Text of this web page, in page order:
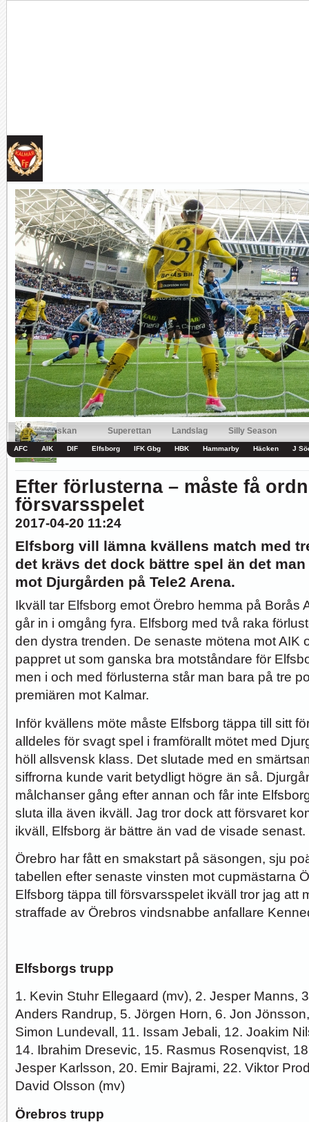
Tankar om KFFs framtid Efter förlusten borta mot AFC Eskilstuna är det...
Image:
Nystart med Nanne
Så kom då det som väl alla väntat på och...
Image:
Hur länge orkar Swärdh? Under en längre tid har kritiken mot Kalmar FFs...
Image:
Bäst i stan efter sex...Inte för att det kanske har så stor betydelse i...
Image:
Allsvenskan
AFC AIK DIF Elfsborg IFK Gbg HBK Hammarby Häcken J
Superettan Landslag Silly Season
Efter förlusterna – måste få
försvarsspelet
2017-04-20 11:24
Elfsborg vill lämna kvällens match med
det krävs det dock bättre spel än det
mot Djurgården på Tele2 Arena.
Ikväll tar Elfsborg emot Örebro hemma på Borås
går in i omgång fyra. Elfsborg med två raka
den dystra trenden. De senaste mötena mot AIK
pappret ut som ganska bra motståndare för
men i och med förlusterna står man bara på tre
premiären mot Kalmar.
Inför kvällens möte måste Elfsborg täppa till sitt
alldeles för svagt spel i framförallt mötet med
höll allsvensk klass. Det slutade med en
siffrorna kunde varit betydligt högre än så.
målchanser gång efter annan och får inte
sluta illa även ikväll. Jag tror dock att försvaret
ikväll, Elfsborg är bättre än vad de visade senast.
Örebro har fått en smakstart på säsongen, sju
tabellen efter senaste vinsten mot cupmästarna
Elfsborg täppa till försvarsspelet ikväll tror jag att
straffade av Örebros vindsnabbe anfallare
Elfsborgs trupp
1. Kevin Stuhr Ellegaard (mv), 2. Jesper Manns,
Anders Randrup, 5. Jörgen Horn, 6. Jon
Simon Lundevall, 11. Issam Jebali, 12. Joakim
14. Ibrahim Dresevic, 15. Rasmus Rosenqvist,
Jesper Karlsson, 20. Emir Bajrami, 22. Viktor
David Olsson (mv)
Örebros trupp